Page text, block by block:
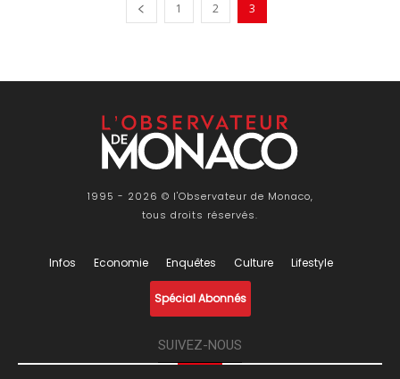
1 2 3
1995 - 2026 © l'Observateur de Monaco,
tous droits réservés.
Infos Economie Enquêtes Culture Lifestyle
Spécial Abonnés
SUIVEZ-NOUS